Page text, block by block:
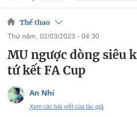
Thể thao
thứ năm, 02/03/2023 - 04:30
MU ngược dòng siêu
tứ kết FA Cup
An Nhi
Xem các bài viết của tác giả